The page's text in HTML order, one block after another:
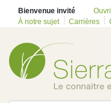
Bienvenue invité
À notre sujet
Carrières